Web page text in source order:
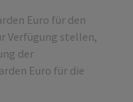
Euro für den
Verfügung stellen,
der
Euro für die